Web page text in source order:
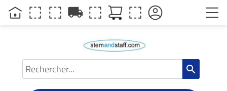
search
local_shipping